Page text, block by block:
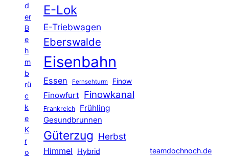
d
er
B
e
h
m
b
rü
c
k
e
K
r
o
E-Lok
E-Triebwagen
Eberswalde
Eisenbahn
Essen Fernsehturm Finow
Finowfurt Finowkanal
Frankreich Frühling
Gesundbrunnen
Güterzug Herbst
Himmel
Hybrid teamdochnoch.de